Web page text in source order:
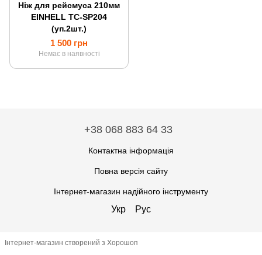
Ніж для рейсмуса 210мм
EINHELL TC-SP204
(уп.2шт.)
1 500 грн
Немає в наявності
+38 068 883 64 33
Контактна інформація
Повна версія сайту
Інтернет-магазин надійного інструменту
Укр Рус
Інтернет-магазин створений з Хорошоп